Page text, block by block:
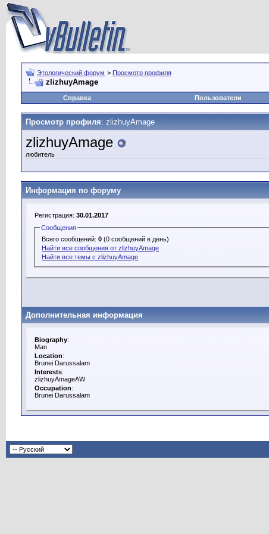
Этологический форум > Просмотр профиля
zlizhuyAmage
Справка
Пользователи
Просмотр профиля: zlizhuyAmage
zlizhuyAmage
любитель
Информация по форуму
Регистрация: 30.01.2017
Сообщения
Всего сообщений:0 (0 сообщений в день)
Найти все сообщения от zlizhuyAmage
Найти все темы с zlizhuyAmage
Дополнительная информация
Biography:
Man
Location:
Brunei Darussalam
Interests:
zlizhuyAmageAW
Occupation:
Brunei Darussalam